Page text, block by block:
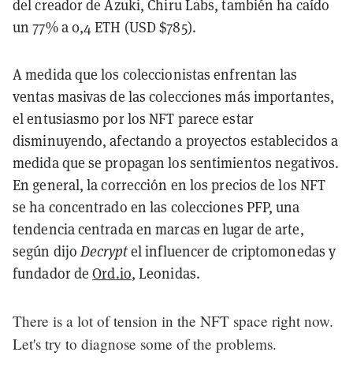
del creador de Azuki, Chiru Labs, también ha caído
un 77% a 0,4 ETH (USD $785).
A medida que los coleccionistas enfrentan las
ventas masivas de las colecciones más importantes,
el entusiasmo por los NFT parece estar
disminuyendo, afectando a proyectos establecidos a
medida que se propagan los sentimientos negativos.
En general, la corrección en los precios de los NFT
se ha concentrado en las colecciones PFP, una
tendencia centrada en marcas en lugar de arte,
según dijoDecryptel influencer de criptomonedas y
fundador deOrd.io, Leonidas.
There is a lot of tension in the NFT space right now.
Let's try to diagnose some of the problems.